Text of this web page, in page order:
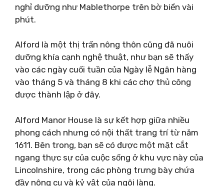
nghỉ dưỡng như Mablethorpe trên bờ biển vài
phút.
Alford là một thị trấn nông thôn cũng đã nuôi
dưỡng khía cạnh nghệ thuật, như bạn sẽ thấy
vào các ngày cuối tuần của Ngày lễ Ngân hàng
vào tháng 5 và tháng 8 khi các chợ thủ công
được thành lập ở đây.
Alford Manor House là sự kết hợp giữa nhiều
phong cách nhưng có nội thất trang trí từ năm
1611. Bên trong, bạn sẽ có được một mặt cắt
ngang thực sự của cuộc sống ở khu vực này của
Lincolnshire, trong các phòng trưng bày chứa
đầy nông cụ và kỷ vật của ngôi làng.